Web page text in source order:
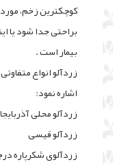
کوچکترین زخم،
براحتی جدا شود یا
بیمار است .
زردآلو انواع
اشاره نمود:
زردآلو محلی
زردآلو قیسی
زردآلوی شکرپاره